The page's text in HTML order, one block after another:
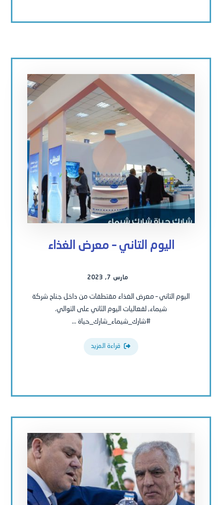
اليوم التاني – معرض الغذاء
مارس 7, 2023
اليوم التاني – معرض الغذاء مقتطفات من داخل جناح شركة
شيماء, لفعاليات اليوم الثاني على التوالي.
#شارك_شيماء_شارك_حياة ...
قراءة المزيد